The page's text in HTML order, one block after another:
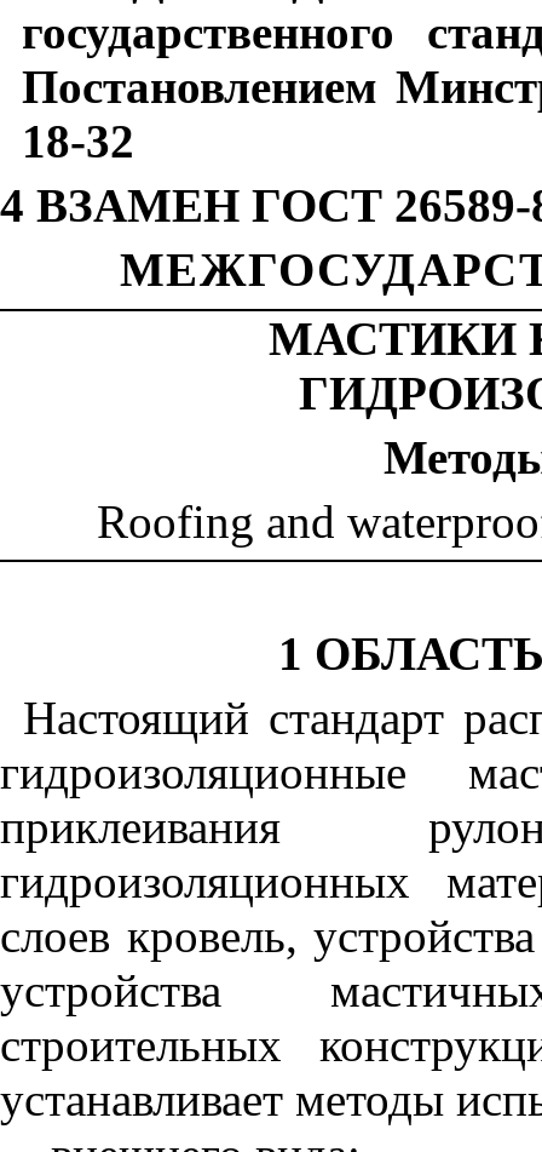
государственного
Постановлением
18-32
4 ВЗАМЕН ГОСТ 26589-
МАСТИКИ
Roofing and
1
Настоящий стандарт
гидроизоляционные
приклеивания
гидроизоляционных
слоев кровель,
устройства
строительных
устанавливает методы